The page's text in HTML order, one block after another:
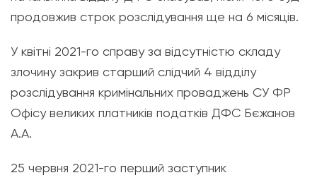
продовжив строк розслідування ще на 6 місяців.
У квітні 2021-го справу за відсутністю складу
злочину закрив старший слідчий 4 відділу
розслідування кримінальних проваджень СУ ФР
Офісу великих платників податків ДФС Бєжанов
А.А.
25 червня 2021-го перший заступник